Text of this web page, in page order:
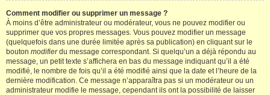
Comment modifier ou supprimer un message ?
À moins d’être administrateur ou modérateur, vous ne pouvez modifier ou
supprimer que vos propres messages. Vous pouvez modifier un message
(quelquefois dans une durée limitée après sa publication) en cliquant sur le
bouton modifierdu message correspondant. Si quelqu’un a déjà répondu au
message, un petit texte s’affichera en bas du message indiquant qu’il a été
modifié, le nombre de fois qu’il a été modifié ainsi que la date et l’heure de la
dernière modification. Ce message n’apparaîtra pas si un modérateur ou un
administrateur modifie le message, cependant ils ont la possibilité de laisser